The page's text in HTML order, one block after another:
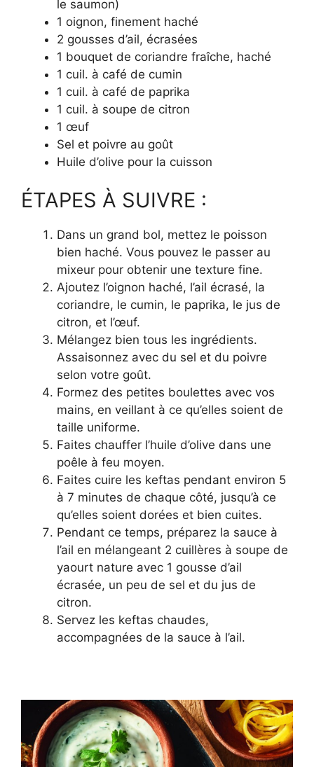
le saumon)
1 oignon, finement haché
2 gousses d’ail, écrasées
1 bouquet de coriandre fraîche, haché
1 cuil. à café de cumin
1 cuil. à café de paprika
1 cuil. à soupe de citron
1 œuf
Sel et poivre au goût
Huile d’olive pour la cuisson
ÉTAPES À SUIVRE :
Dans un grand bol, mettez le poisson
bien haché. Vous pouvez le passer au
mixeur pour obtenir une texture fine.
Ajoutez l’oignon haché, l’ail écrasé, la
coriandre, le cumin, le paprika, le jus de
citron, et l’œuf.
Mélangez bien tous les ingrédients.
Assaisonnez avec du sel et du poivre
selon votre goût.
Formez des petites boulettes avec vos
mains, en veillant à ce qu’elles soient de
taille uniforme.
Faites chauffer l’huile d’olive dans une
poêle à feu moyen.
Faites cuire les keftas pendant environ 5
à 7 minutes de chaque côté, jusqu’à ce
qu’elles soient dorées et bien cuites.
Pendant ce temps, préparez la sauce à
l’ail en mélangeant 2 cuillères à soupe de
yaourt nature avec 1 gousse d’ail
écrasée, un peu de sel et du jus de
citron.
Servez les keftas chaudes,
accompagnées de la sauce à l’ail.